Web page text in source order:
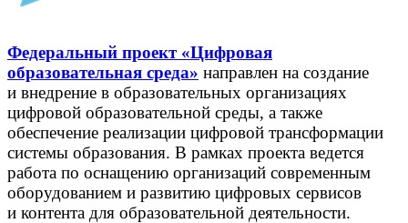
Федеральный проект «Цифровая
образовательная среда» направлен на создание
и внедрение в образовательных организациях
цифровой образовательной среды, а также
обеспечение реализации цифровой трансформации
системы образования. В рамках проекта ведется
работа по оснащению организаций современным
оборудованием и развитию цифровых сервисов
и контента для образовательной деятельности.